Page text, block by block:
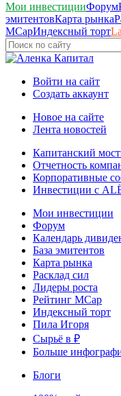
Мои инвестицииФорум
эмитентовКарта рынка
MCapИндексный торт
Войти на сайт
Создать аккаунт
Новое на сайте
Лента новостей
Капитанский
Отчетность
Корпоративные
Инвестиции с
Мои инвестиции
Форум
Календарь
База эмитентов
Карта рынка
Расклад сил
Лидеры роста
Рейтинг MCap
Индексный торт
Пила Игоря
Сырьё в ₽
Больше
Блоги